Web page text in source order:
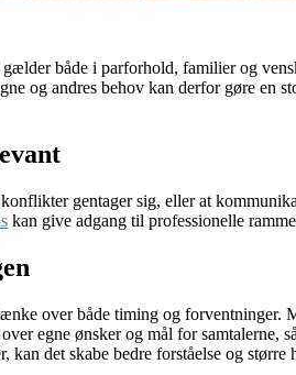
både i parforhold, familier og
og andres behov kan derfor gøre en
gentager sig, eller at
kan give adgang til professionelle
over både timing og forventninger.
egne ønsker og mål for
kan det skabe bedre forståelse og